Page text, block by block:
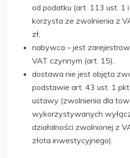
od podatku (art. 113 ust. 1
korzysta ze zwolnienia z
zł,
nabywca – jest
VAT czynnym (art. 15),
dostawa nie jest objęta
podstawie art. 43 ust. 1
ustawy (zwolnienia dla
wykorzystywanych
działalności zwolnionej z
złota inwestycyjnego).